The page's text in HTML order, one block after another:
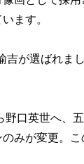
ます。
が選ばれま
口英世へ、
みが変更。こ